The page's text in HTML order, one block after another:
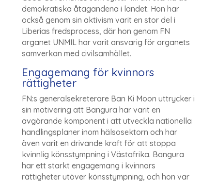
demokratiska åtagandena i landet. Hon har
också genom sin aktivism varit en stor del i
Liberias fredsprocess, där hon genom FN
organet UNMIL har varit ansvarig för organets
samverkan med civilsamhället.
Engagemang för kvinnors
rättigheter
FN:s generalsekreterare Ban Ki Moon uttrycker i
sin motivering att Bangura har varit en
avgörande komponent i att utveckla nationella
handlingsplaner inom hälsosektorn och har
även varit en drivande kraft för att stoppa
kvinnlig könsstympning i Västafrika. Bangura
har ett starkt engagemang i kvinnors
rättigheter utöver könsstympning, och hon var